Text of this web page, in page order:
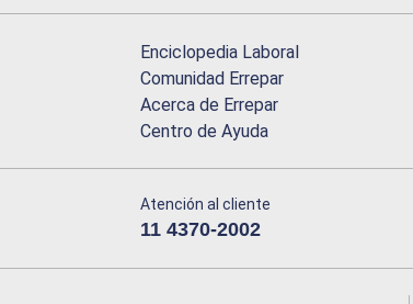
Enciclopedia Laboral
Comunidad Errepar
Acerca de Errepar
Centro de Ayuda
Atención al cliente
11 4370-2002